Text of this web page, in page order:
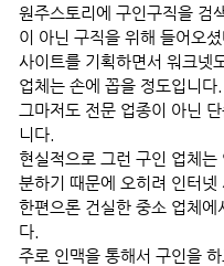
원주스토리에 구인구직을 검
이 아닌 구직을 위해 들어오
사이트를 기획하면서 워크넷
업체는 손에 꼽을 정도입니다.
그마저도 전문 업종이 아닌
니다.
현실적으로 그런 구인 업체
분하기 때문에 오히려 인터넷
한편으론 건실한 중소 업체에
다.
주로 인맥을 통해서 구인을